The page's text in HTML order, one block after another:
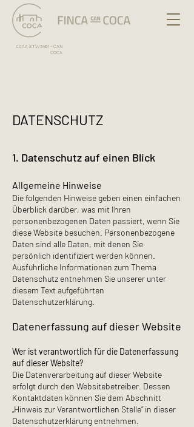
CCAA ETV/3461 - CAN
COCA
DATENSCHUTZ
1. Datenschutz auf einen Blick
Allgemeine Hinweise
Die folgenden Hinweise geben einen einfachen
Überblick darüber, was mit Ihren
personenbezogenen Daten passiert, wenn Sie
diese Website besuchen. Personenbezogene
Daten sind alle Daten, mit denen Sie
persönlich identifiziert werden können.
Ausführliche Informationen zum Thema
Datenschutz entnehmen Sie unserer unter
diesem Text aufgeführten
Datenschutzerklärung.
Datenerfassung auf dieser Website
Wer ist verantwortlich für die Datenerfassung
auf dieser Website?
Die Datenverarbeitung auf dieser Website
erfolgt durch den Websitebetreiber. Dessen
Kontaktdaten können Sie dem Abschnitt
„Hinweis zur Verantwortlichen Stelle“ in dieser
Datenschutzerklärung entnehmen.